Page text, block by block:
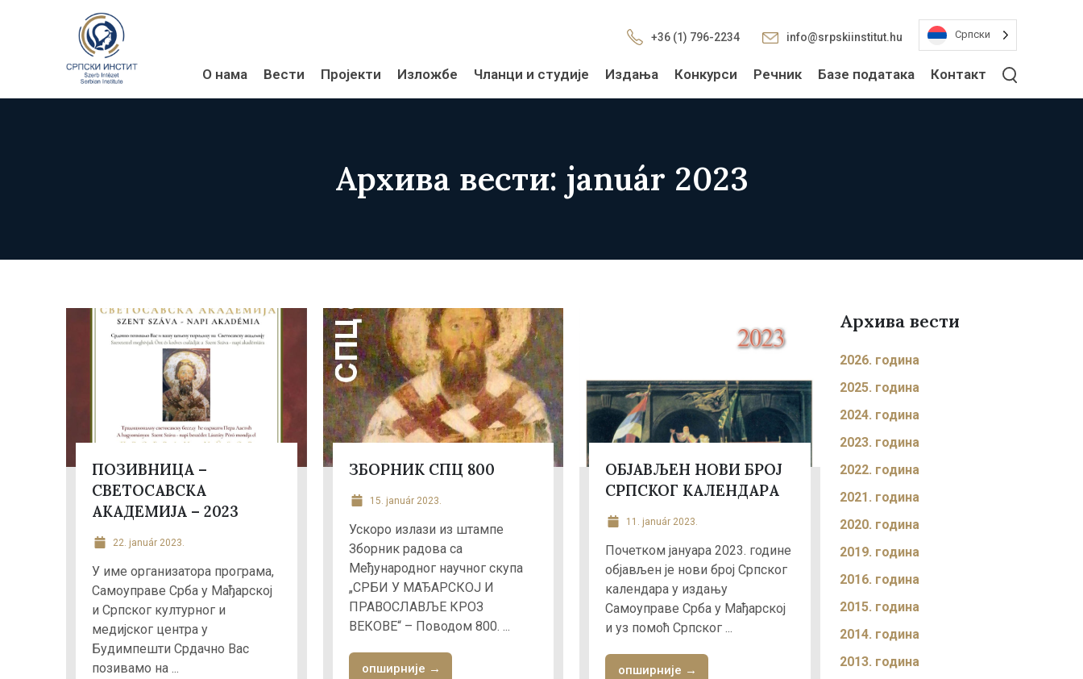
+36 (1) 796-2234 info@srpskiinstitut.hu Српски
О нама Вести Пројекти Изложбе Чланци и студије Издања Конкурси Речник Базе података Контакт
Архива вести: január 2023
ПОЗИВНИЦА –
СВЕТОСАВСКА
АКАДЕМИЈА – 2023
22. január 2023.
У име организатора програма,
Самоуправе Срба у Мађарској
и Српског културног и
медијског центра у
Будимпешти Срдачно Вас
позивамо на ...
ЗБОРНИК СПЦ 800
15. január 2023.
Ускоро излази из штампе
Зборник радова са
Међународног научног скупа
„СРБИ У МАЂАРСКОЈ И
ПРАВОСЛАВЉЕ КРОЗ
ВЕКОВЕ“ – Поводом 800. ...
опширније →
ОБЈАВЉЕН НОВИ БРОЈ
СРПСКОГ КАЛЕНДАРА
11. január 2023.
Почетком јануара 2023. године
објављен је нови број Српског
календара у издању
Самоуправе Срба у Мађарској
и уз помоћ Српског ...
опширније →
Архива вести
2026. година
2025. година
2024. година
2023. година
2022. година
2021. година
2020. година
2019. година
2016. година
2015. година
2014. година
2013. година